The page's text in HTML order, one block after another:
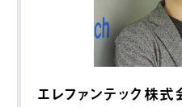
エレファンテック株